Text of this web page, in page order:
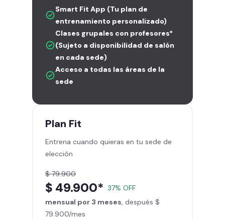
Smart Fit App (Tu plan de
entrenamiento personalizado)
Clases grupales con profesores*
(Sujeto a disponibilidad de salón
en cada sede)
Acceso a todas las áreas de la
sede
Plan Fit
Entrena cuando quieras en tu sede de
elección
$ 79.900
$ 49.900* 37% OFF
mensual por 3 meses , después $
79.900/mes